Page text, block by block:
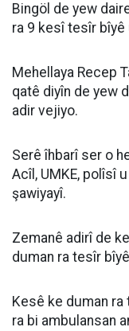
Bingöl de yew
ra 9 kesî tesîr bîyê
Mehellaya Recep
qatê diyîn de yew
adir vejiyo.
Serê îhbarî ser o
Acîl, UMKE, polîsî
şawiyayî.
Zemanê adirî de
duman ra tesîr
Kesê ke duman
ra bi ambulansan